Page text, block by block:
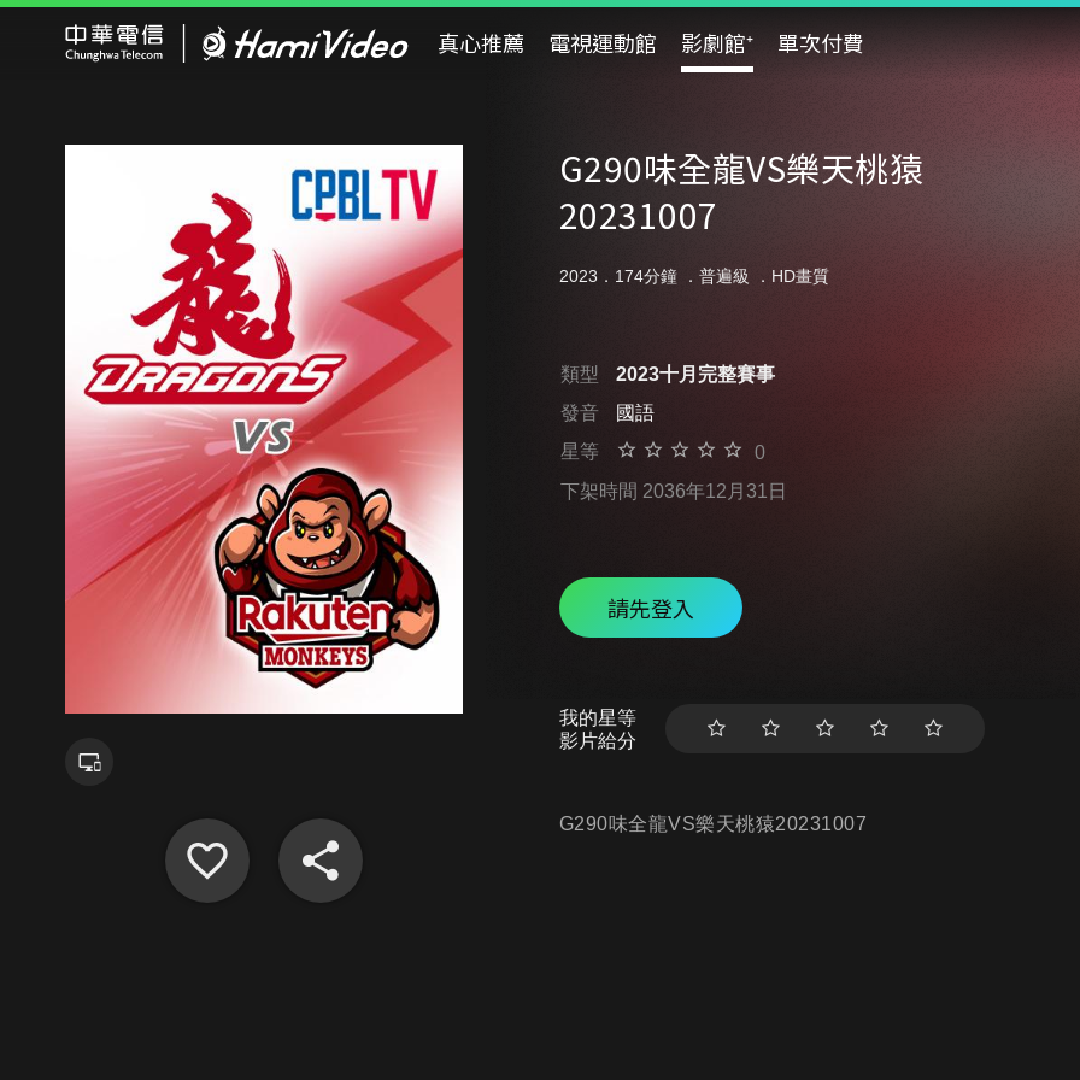
真心推薦 電視運動館 影劇館⁺ 單次付費
G290味全龍VS樂天桃猿
20231007
2023．174分鐘 ． 普遍級 ．HD畫質
類型
2023十月完整賽事
發音
國語
星等
0
下架時間 2036年12月31日
請先登入
我的星等
影片給分
G290味全龍VS樂天桃猿20231007